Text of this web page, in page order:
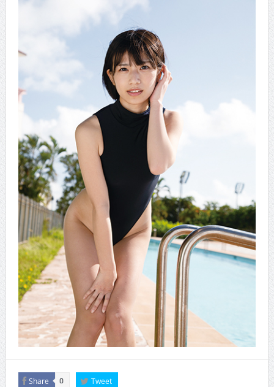
CINEMA×STYLE 287号
CINEMA×STYLE 286号
CINEMA×STYLE 285号
CINEMA×STYLE 294号
Share 0 Tweet